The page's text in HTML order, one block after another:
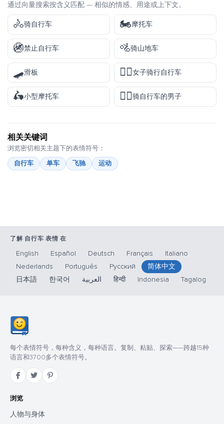
通过向量搜索按含义匹配 — 相似的情感、用途或上下文。
🚴骑自行车 🏍️摩托车
🚳禁止自行车 🚵骑山地车
🛹滑板 🚴‍♀️女子骑行自行车
🛵小型摩托车 🚴‍♂️骑自行车的男子
相关关键词
浏览密切相关主题下的表情符号：
自行车
单车 飞驰 运动
了解 自行车 表情 在
English Español Deutsch Français
Italiano
Nederlands
Português Русский
简体中文
日本語
한국어 العربية हिन्दी Indonesia Tagalog
每个表情符号，每种含义，每种语言。复制、粘贴、探索——跨越15种
语言和3700多个表情符号。
浏览
人物与身体